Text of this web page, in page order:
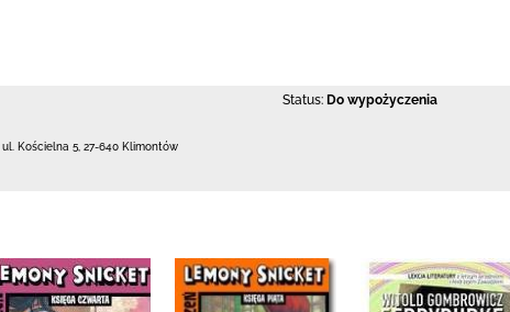
Status: Do wypożyczenia
ul. Kościelna 5 27-640 Klimontów